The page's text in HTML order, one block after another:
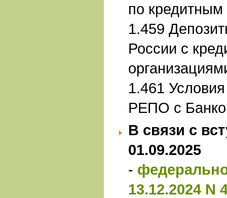
по кредитным
1.459
России с
1.461
РЕПО с
В связи с
01.09.2025
-
13.12.2024 N